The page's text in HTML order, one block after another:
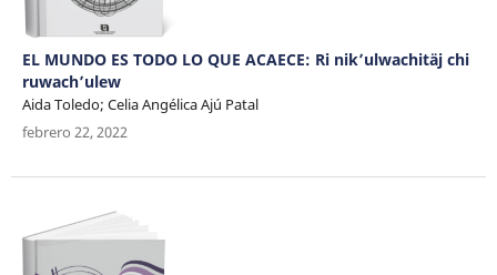
EL MUNDO ES TODO LO QUE ACAECE: Ri nik’ulwachitäj chi
ruwach’ulew
Aida Toledo; Celia Angélica Ajú Patal
febrero 22, 2022